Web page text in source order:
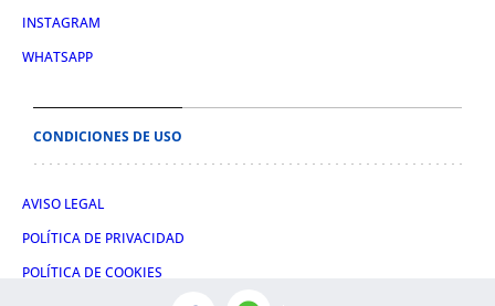
INSTAGRAM
WHATSAPP
CONDICIONES DE USO
AVISO LEGAL
POLÍTICA DE PRIVACIDAD
POLÍTICA DE COOKIES